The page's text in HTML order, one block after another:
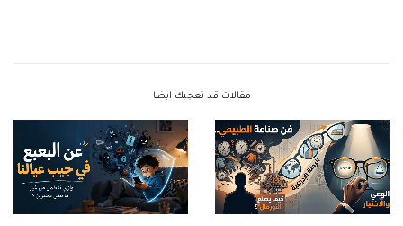
مقالات قد تعجبك ايضا